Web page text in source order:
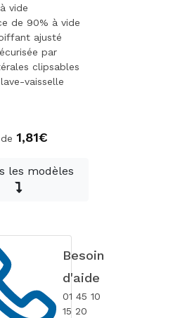
vide
de 90% à vide
ajusté
par
clipsables
vaisselle
1,81€
les modèles
Besoin
d'aide
01 45 10
15 20